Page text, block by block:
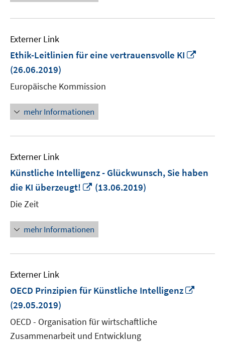
Externer Link
Ethik-Leitlinien für eine vertrauensvolle KI
(26.06.2019)
Europäische Kommission
mehr Informationen
Externer Link
Künstliche Intelligenz - Glückwunsch, Sie haben
die KI überzeugt!
In
öffnen
(13.06.2019)
Die Zeit
mehr Informationen
Externer Link
OECD Prinzipien für Künstliche Intelligenz
(29.05.2019)
OECD - Organisation für wirtschaftliche
Zusammenarbeit und Entwicklung